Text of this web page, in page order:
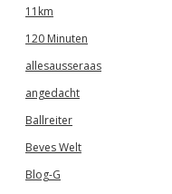
11km
120 Minuten
allesausseraas
angedacht
Ballreiter
Beves Welt
Blog-G